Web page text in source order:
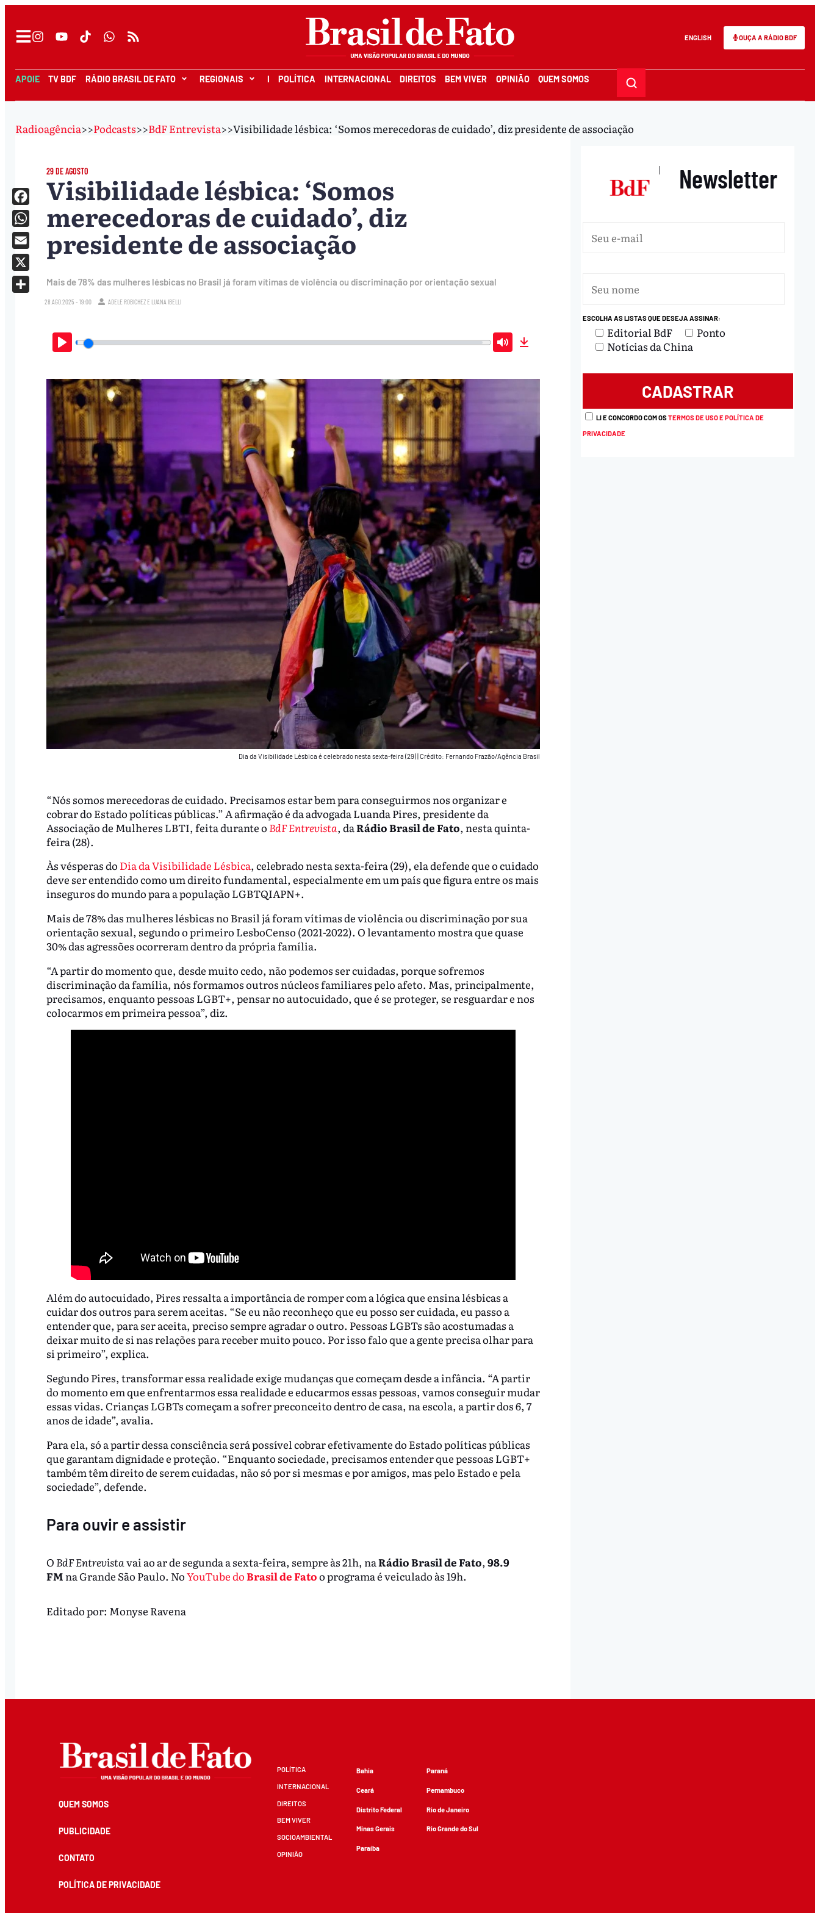
ENGLISH OUÇA A RÁDIO BDF
APOIE TV BDF RÁDIO BRASIL DE FATO REGIONAIS I POLÍTICA INTERNACIONAL DIREITOS BEM VIVER OPINIÃO QUEM SOMOS
Radioagência>>Podcasts>>BdF Entrevista>>Visibilidade lésbica: ‘Somos merecedoras de cuidado’, diz presidente de associação
29 DE AGOSTO
Visibilidade lésbica: ‘Somos
merecedoras de cuidado’, diz
presidente de associação
Mais de 78% das mulheres lésbicas no Brasil já foram vítimas de violência ou discriminação por orientação sexual
28.AGO.2025 - 19:00 ADELE ROBICHEZ E LUANA IBELLI
Play Mute
Dia da Visibilidade Lésbica é celebrado nesta sexta-feira (29)|Crédito: Fernando Frazão/Agência Brasil
“Nós somos merecedoras de cuidado. Precisamos estar bem para conseguirmos nos organizar e
cobrar do Estado políticas públicas.” A afirmação é da advogada Luanda Pires, presidente da
Associação de Mulheres LBTI, feita durante o BdF Entrevista, daRádio Brasil de Fato, nesta quinta-
feira (28).
Às vésperas do Dia da Visibilidade Lésbica, celebrado nesta sexta-feira (29), ela defende que o cuidado
deve ser entendido como um direito fundamental, especialmente em um país que figura entre os mais
inseguros do mundo para a população LGBTQIAPN+.
Mais de 78% das mulheres lésbicas no Brasil já foram vítimas de violência ou discriminação por sua
orientação sexual, segundo o primeiro LesboCenso (2021-2022). O levantamento mostra que quase
30% das agressões ocorreram dentro da própria família.
“A partir do momento que, desde muito cedo, não podemos ser cuidadas, porque sofremos
discriminação da família, nós formamos outros núcleos familiares pelo afeto. Mas, principalmente,
precisamos, enquanto pessoas LGBT+, pensar no autocuidado, que é se proteger, se resguardar e nos
colocarmos em primeira pessoa”, diz.
Além do autocuidado, Pires ressalta a importância de romper com a lógica que ensina lésbicas a
cuidar dos outros para serem aceitas. “Se eu não reconheço que eu posso ser cuidada, eu passo a
entender que, para ser aceita, preciso sempre agradar o outro. Pessoas LGBTs são acostumadas a
deixar muito de si nas relações para receber muito pouco. Por isso falo que a gente precisa olhar para
si primeiro”, explica.
Segundo Pires, transformar essa realidade exige mudanças que começam desde a infância. “A partir
do momento em que enfrentarmos essa realidade e educarmos essas pessoas, vamos conseguir mudar
essas vidas. Crianças LGBTs começam a sofrer preconceito dentro de casa, na escola, a partir dos 6, 7
anos de idade”, avalia.
Para ela, só a partir dessa consciência será possível cobrar efetivamente do Estado políticas públicas
que garantam dignidade e proteção. “Enquanto sociedade, precisamos entender que pessoas LGBT+
também têm direito de serem cuidadas, não só por si mesmas e por amigos, mas pelo Estado e pela
sociedade”, defende.
Para ouvir e assistir
O BdF Entrevista vai ao ar de segunda a sexta-feira, sempre às 21h, naRádio Brasil de Fato, 98.9
FM na Grande São Paulo. NoYouTube doBrasil de Fatoo programa é veiculado às 19h.
Facebook
WhatsApp
Email
X
Editado por: Monyse Ravena
| Newsletter
ESCOLHA AS LISTAS QUE DESEJA ASSINAR:
Editorial BdF
Ponto
Notícias da China
LI E CONCORDO COM OSTERMOS DE USO E POLÍTICA DE
PRIVACIDADE
QUEM SOMOS
PUBLICIDADE
CONTATO
POLÍTICA DE PRIVACIDADE
POLÍTICA
INTERNACIONAL
DIREITOS
BEM VIVER
SOCIOAMBIENTAL
OPINIÃO
Bahia
Ceará
Distrito Federal
Minas Gerais
Paraíba
Paraná
Pernambuco
Rio de Janeiro
Rio Grande do Sul